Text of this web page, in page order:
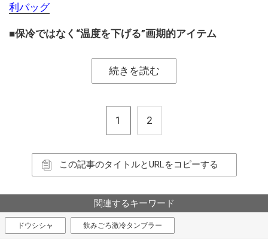
利バッグ
■保冷ではなく“温度を下げる”画期的アイテム
続きを読む
1 2
この記事のタイトルとURLをコピーする
関連するキーワード
ドウシシャ 飲みごろ激冷タンブラー